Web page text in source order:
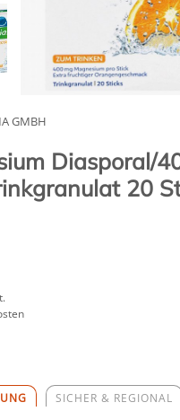
GMBH
Diasporal/
20
SICHER & REGIONAL